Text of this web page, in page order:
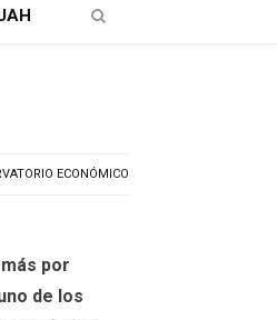
ECONÓMICO
por
de los